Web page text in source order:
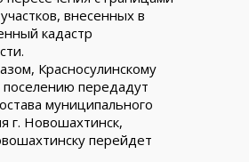
внесенных в
кадастр
Красносулинскому
поселению передадут
муниципального
г. Новошахтинск,
перейдет